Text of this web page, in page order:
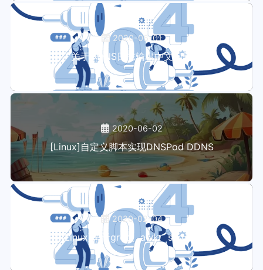
2020-06-01
关于DDNS日志输出中文问题
2020-06-02
[Linux]自定义脚本实现DNSPod DDNS
2020-02-04
[Linux]关于grep、awk、sed命令